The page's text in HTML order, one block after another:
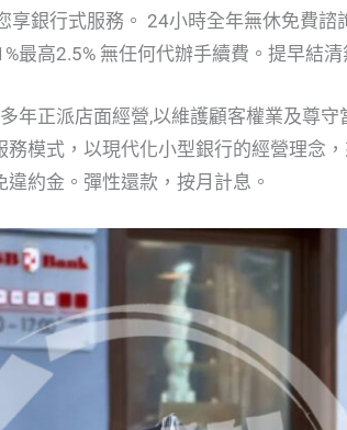
享銀行式服務。 24小時全年無休免費
最高2.5% 無任何代辦手續費。提早結清
年正派店面經營,以維護顧客權業及尊
務模式，以現代化小型銀行的經營理念
約金。彈性還款，按月計息。